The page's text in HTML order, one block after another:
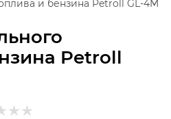
Petroll
и бензина Petroll GL-4M